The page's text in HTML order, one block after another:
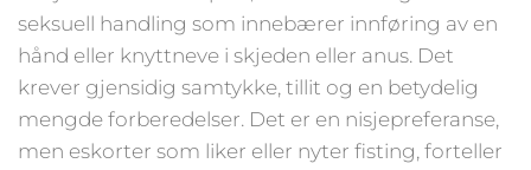
seksuell handling som innebærer innføring av en
hånd eller knyttneve i skjeden eller anus. Det
krever gjensidig samtykke, tillit og en betydelig
mengde forberedelser. Det er en nisjepreferanse,
men eskorter som liker eller nyter fisting, forteller